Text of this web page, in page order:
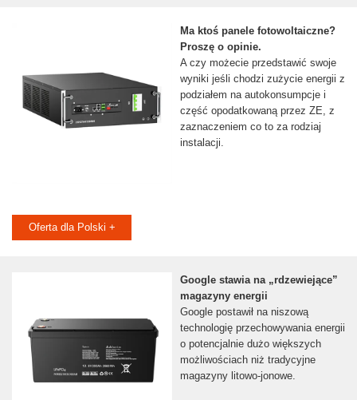
Ma ktoś panele fotowoltaiczne?
Proszę o opinie.
A czy możecie przedstawić swoje
wyniki jeśli chodzi zużycie energii z
podziałem na autokonsumpcje i
część opodatkowaną przez ZE, z
zaznaczeniem co to za rodziaj
instalacji.
Oferta dla Polski +
Google stawia na „rdzewiejące”
magazyny energii
Google postawił na niszową
technologię przechowywania energii
o potencjalnie dużo większych
możliwościach niż tradycyjne
magazyny litowo-jonowe.